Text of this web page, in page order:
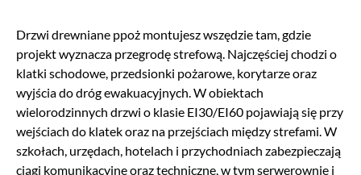
Drzwi drewniane ppoż montujesz wszędzie tam, gdzie
projekt wyznacza przegrodę strefową. Najczęściej chodzi o
klatki schodowe, przedsionki pożarowe, korytarze oraz
wyjścia do dróg ewakuacyjnych. W obiektach
wielorodzinnych drzwi o klasie EI30/EI60 pojawiają się przy
wejściach do klatek oraz na przejściach między strefami. W
szkołach, urzędach, hotelach i przychodniach zabezpieczają
ciągi komunikacyjne oraz techniczne, w tym serwerownie i